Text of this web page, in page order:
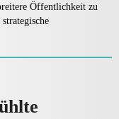
Öffentlichkeit zu